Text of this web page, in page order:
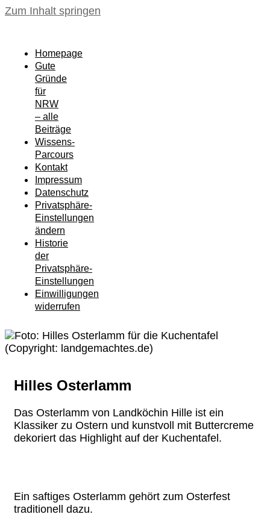
Zum Inhalt springen
Homepage
Gute
Gründe
für
NRW
– alle
Beiträge
Wissens-
Parcours
Kontakt
Impressum
Datenschutz
Privatsphäre-
Einstellungen
ändern
Historie
der
Privatsphäre-
Einstellungen
Einwilligungen
widerrufen
Hilles Osterlamm
Das Osterlamm von Landköchin Hille ist ein
Klassiker zu Ostern und kunstvoll mit Buttercreme
dekoriert das Highlight auf der Kuchentafel.
Ein saftiges Osterlamm gehört zum Osterfest
traditionell dazu.